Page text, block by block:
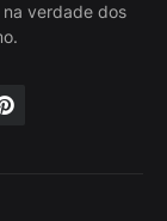
verdade dos